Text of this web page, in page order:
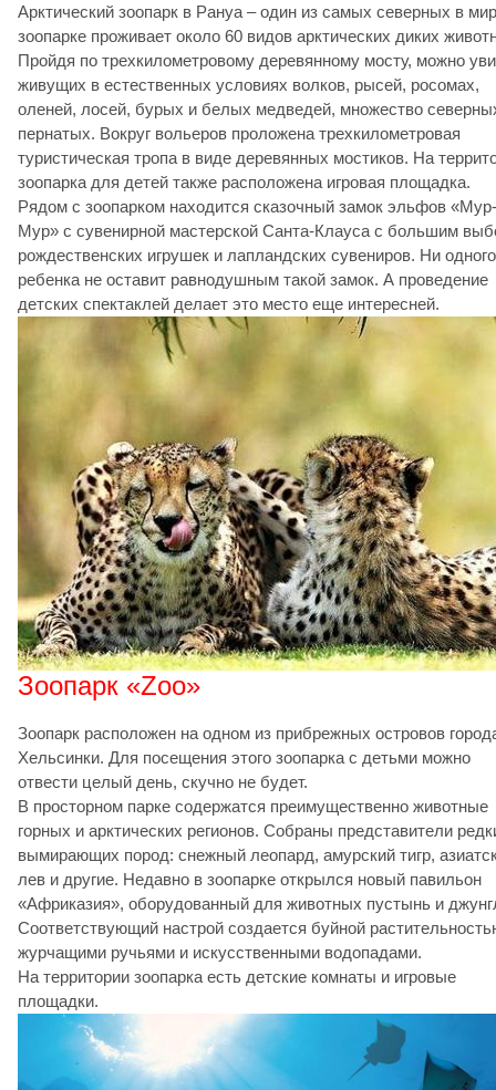
Арктический зоопарк в Рануа – один из самых северных в
зоопарке проживает около 60 видов арктических диких
Пройдя по трехкилометровому деревянному мосту, можно
живущих в естественных условиях волков, рысей, росомах,
оленей, лосей, бурых и белых медведей, множество
пернатых. Вокруг вольеров проложена трехкилометровая
туристическая тропа в виде деревянных мостиков. На
зоопарка для детей также расположена игровая площадка.
Рядом с зоопарком находится сказочный замок эльфов «Мур-
Мур» с сувенирной мастерской Санта-Клауса с большим
рождественских игрушек и лапландских сувениров. Ни одного
ребенка не оставит равнодушным такой замок. А проведение
детских спектаклей делает это место еще интересней.
Зоопарк «Zoo»
Зоопарк расположен на одном из прибрежных островов
Хельсинки. Для посещения этого зоопарка с детьми можно
отвести целый день, скучно не будет.
В просторном парке содержатся преимущественно животные
горных и арктических регионов. Собраны представители
вымирающих пород: снежный леопард, амурский тигр,
лев и другие. Недавно в зоопарке открылся новый павильон
«Африказия», оборудованный для животных пустынь и
Соответствующий настрой создается буйной
журчащими ручьями и искусственными водопадами.
На территории зоопарка есть детские комнаты и игровые
площадки.